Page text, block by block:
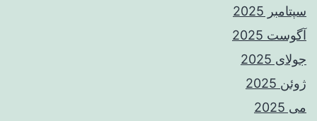
سپتامبر 2025
آگوست 2025
جولای 2025
ژوئن 2025
می 2025